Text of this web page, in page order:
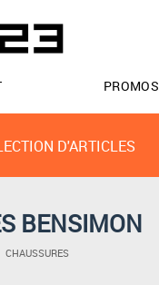
PROMOS
D'ARTICLES
BENSIMON
CHAUSSURES